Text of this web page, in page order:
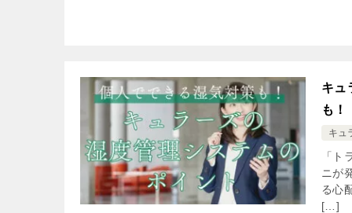
キュ
も！
キュ
「
ニが
る心
[…]